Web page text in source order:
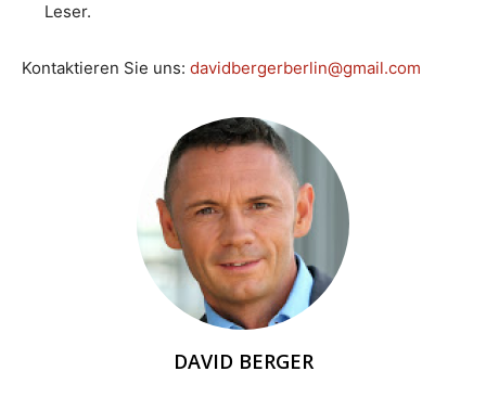
Leser.
Kontaktieren Sie uns: davidbergerberlin@gmail.com
DAVID BERGER